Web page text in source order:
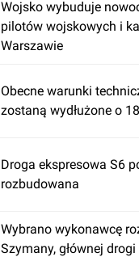
Wojsko wybuduje
pilotów wojskowych i
Warszawie
Obecne warunki
zostaną wydłużone o
Droga ekspresowa S6
rozbudowana
Wybrano wykonawcę
Szymany, głównej